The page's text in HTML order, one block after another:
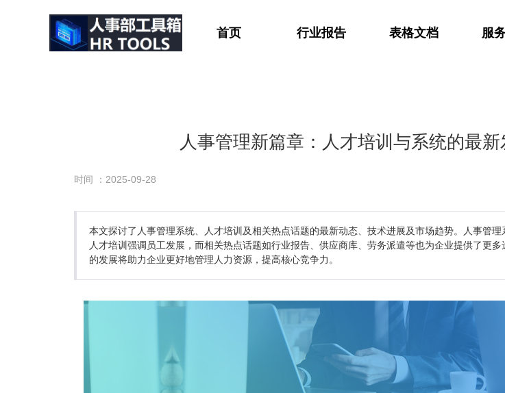
首页 行业报告 表格文档 服
人事管理新篇章：人才培训与系统的最新
时间 ：2025-09-28
本文探讨了人事管理系统、人才培训及相关热点话题的最新动态、技术进展及市场趋势。人事管理
人才培训强调员工发展，而相关热点话题如行业报告、供应商库、劳务派遣等也为企业提供了更
的发展将助力企业更好地管理人力资源，提高核心竞争力。